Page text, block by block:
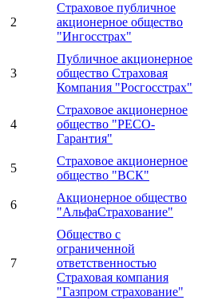
2
Страховое публичное
акционерное общество
"Ингосстрах"
3
Публичное акционерное
общество Страховая
Компания "Росгосстрах"
4
Страховое акционерное
общество "РЕСО-
Гарантия"
5
Страховое акционерное
общество "ВСК"
6
Акционерное общество
"АльфаСтрахование"
7
Общество с
ограниченной
ответственностью
Страховая компания
"Газпром страхование"